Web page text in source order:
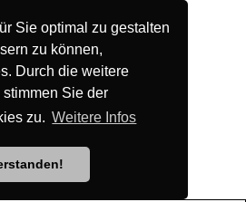
Sie optimal zu gestalten
zu können,
Durch die weitere
Sie der
zu. Weitere Infos